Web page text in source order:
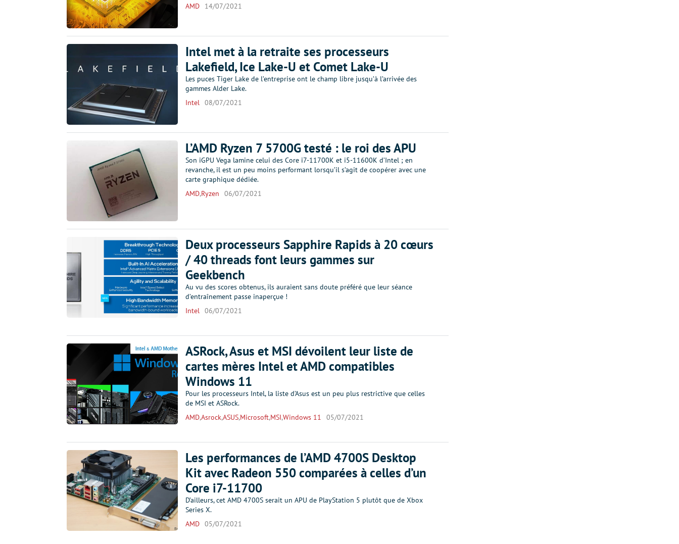
AMD
14/07/2021
Intel met à la retraite ses processeurs
Lakefield, Ice Lake-U et Comet Lake-U
Les puces Tiger Lake de l’entreprise ont le champ libre jusqu’à l’arrivée des
gammes Alder Lake.
Intel 08/07/2021
L’AMD Ryzen 7 5700G testé : le roi des APU
Son iGPU Vega lamine celui des Core i7-11700K et i5-11600K d’Intel ; en
revanche, il est un peu moins performant lorsqu’il s’agit de coopérer avec une
carte graphique dédiée.
AMD,Ryzen 06/07/2021
Deux processeurs Sapphire Rapids à 20 cœurs
/ 40 threads font leurs gammes sur
Geekbench
Au vu des scores obtenus, ils auraient sans doute préféré que leur séance
d’entraînement passe inaperçue !
Intel 06/07/2021
ASRock, Asus et MSI dévoilent leur liste de
cartes mères Intel et AMD compatibles
Windows 11
Pour les processeurs Intel, la liste d’Asus est un peu plus restrictive que celles
de MSI et ASRock.
AMD,Asrock,ASUS,Microsoft,MSI,Windows 11 05/07/2021
Les performances de l’AMD 4700S Desktop
Kit avec Radeon 550 comparées à celles d’un
Core i7-11700
D’ailleurs, cet AMD 4700S serait un APU de PlayStation 5 plutôt que de Xbox
Series X.
AMD 05/07/2021